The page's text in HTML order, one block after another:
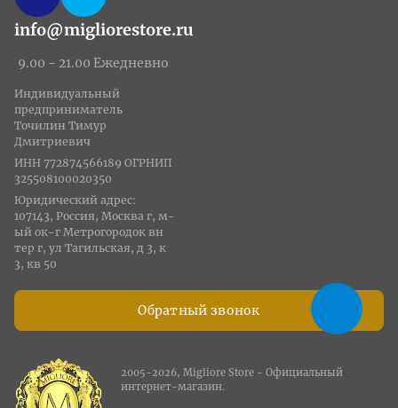
info@migliorestore.ru
9.00 - 21.00 Ежедневно
Обратный звонок
Индивидуальный
предприниматель
Точилин Тимур
Дмитриевич
ИНН 772874566189 ОГРНИП
325508100020350
Юридический адрес:
107143, Россия, Москва г, м-
ый ок-г Метрогородок вн
тер г, ул Тагильская, д 3, к
3, кв 50
2005-2026, Migliore Store - Официальный
интернет-магазин.